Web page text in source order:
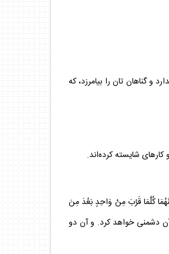
او نيز شما را دوست بدارد و گناهان تان را بيامرزد، كه
كُلَّمَا قَرُبَ مِنْ وَاحِدٍ بَعُدَ مِنَ
دشمنى خواهد كرد. و آن دو